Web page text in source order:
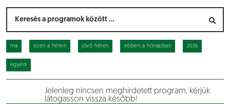
ma ezen a héten jövő héten ebben a hónapban 2026
egyéni
Jelenleg nincsen meghirdetett program, kérjük
látogasson vissza később!